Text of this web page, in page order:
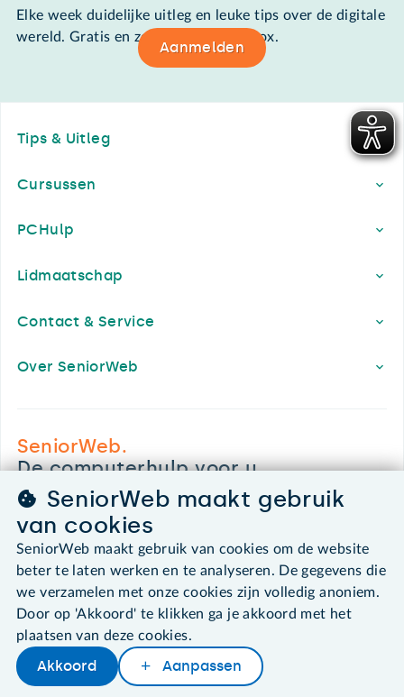
Elke week duidelijke uitleg en leuke tips over de digitale
wereld. Gratis en zomaar in de mailbox.
Aanmelden
Tips & Uitleg
Cursussen
PCHulp
Lidmaatschap
Contact & Service
Over SeniorWeb
SeniorWeb.
De computerhulp voor u.
030 - 276 99 65
leden@seniorweb.nl
©2026 SeniorWeb
Algemene voorwaarden
Cookies en cookie-instellingen
SeniorWeb maakt gebruik
van cookies
SeniorWeb maakt gebruik van cookies om de website
beter te laten werken en te analyseren. De gegevens die
we verzamelen met onze cookies zijn volledig anoniem.
Door op 'Akkoord' te klikken ga je akkoord met het
plaatsen van deze cookies.
Akkoord Aanpassen